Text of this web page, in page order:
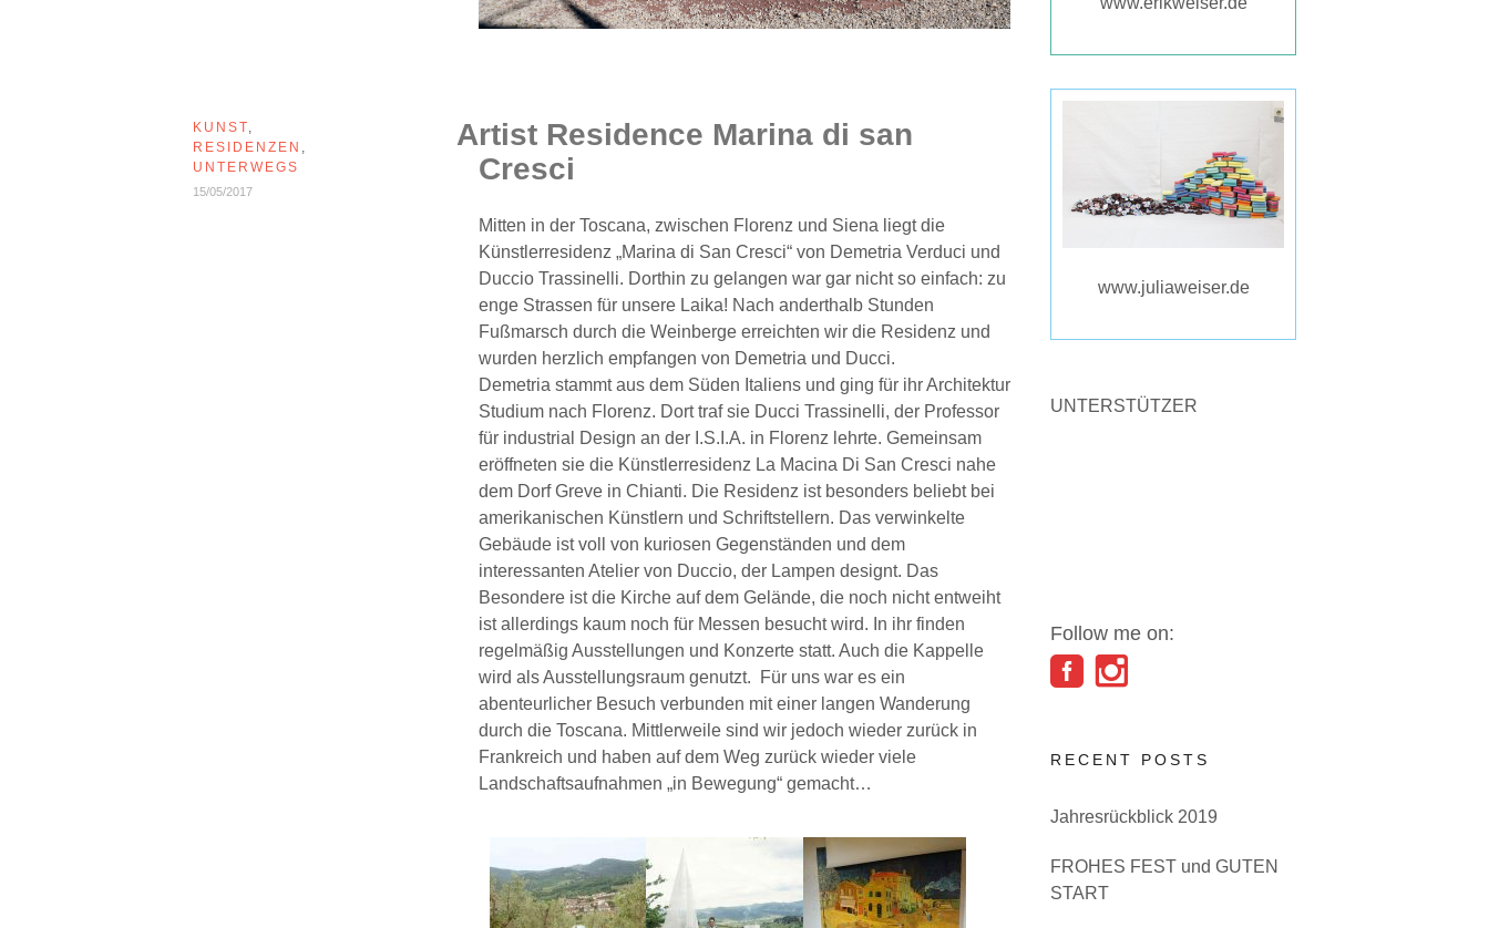
Artist Residence Marina di san
Cresci
KUNST,
RESIDENZEN ,
UNTERWEGS
15/05/2017
Mitten in der Toscana, zwischen Florenz und Siena liegt die
Künstlerresidenz „Marina di San Cresci“ von Demetria Verduci und
Duccio Trassinelli. Dorthin zu gelangen war gar nicht so einfach: zu
enge Strassen für unsere Laika! Nach anderthalb Stunden
Fußmarsch durch die Weinberge erreichten wir die Residenz und
wurden herzlich empfangen von Demetria und Ducci.
Demetria stammt aus dem Süden Italiens und ging für ihr Architektur
Studium nach Florenz. Dort traf sie Ducci Trassinelli, der Professor
für industrial Design an der I.S.I.A. in Florenz lehrte. Gemeinsam
eröffneten sie die Künstlerresidenz La Macina Di San Cresci nahe
dem Dorf Greve in Chianti. Die Residenz ist besonders beliebt bei
amerikanischen Künstlern und Schriftstellern. Das verwinkelte
Gebäude ist voll von kuriosen Gegenständen und dem
interessanten Atelier von Duccio, der Lampen designt. Das
Besondere ist die Kirche auf dem Gelände, die noch nicht entweiht
ist allerdings kaum noch für Messen besucht wird. In ihr finden
regelmäßig Ausstellungen und Konzerte statt. Auch die Kappelle
wird als Ausstellungsraum genutzt. Für uns war es ein
abenteurlicher Besuch verbunden mit einer langen Wanderung
durch die Toscana. Mittlerweile sind wir jedoch wieder zurück in
Frankreich und haben auf dem Weg zurück wieder viele
Landschaftsaufnahmen „in Bewegung“ gemacht…
www.juliaweiser.de
UNTERSTÜTZER
Follow me on:
RECENT POSTS
Jahresrückblick 2019
FROHES FEST und GUTEN
START